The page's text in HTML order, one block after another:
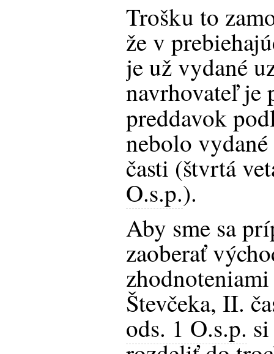
Trošku to
že v
je už vydané
navrhovateľ
preddavok
nebolo
časti (štvrtá
O.s.p.).
Aby sme sa
zaoberať
Števčeka, II.
ods. 1 O.s.p.